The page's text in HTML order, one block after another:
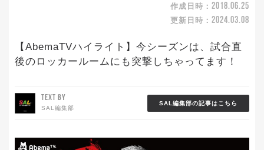
作成日時： 2018.06.25
更新日時： 2024.03.08
【AbemaTVハイライト】今シーズンは、試合直
後のロッカールームにも突撃しちゃってます！
TEXT BY
SAL編集部
SAL編集部の記事はこちら